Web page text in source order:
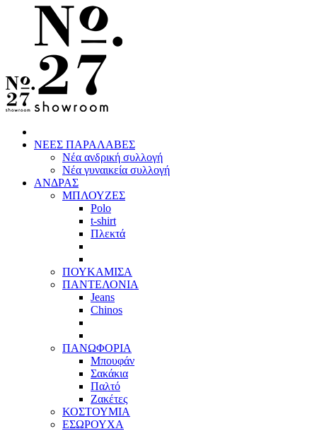
ΝΕΕΣ ΠΑΡΑΛΑΒΕΣ
Νέα ανδρική συλλογή
Νέα γυναικεία συλλογή
ΑΝΔΡΑΣ
ΜΠΛΟΥΖΕΣ
Polo
t-shirt
Πλεκτά
ΠΟΥΚΑΜΙΣΑ
ΠΑΝΤΕΛΟΝΙΑ
Jeans
Chinos
ΠΑΝΩΦΟΡΙΑ
Μπουφάν
Σακάκια
Παλτό
Ζακέτες
ΚΟΣΤΟΥΜΙΑ
ΕΣΩΡΟΥΧΑ